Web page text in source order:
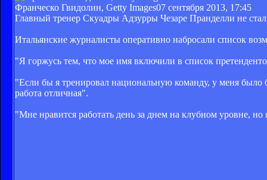
Франческо Гвидолин, Getty Images07 сентября 2013, 17:45
Главный тренер Скуадры Адзурры Чезаре Пранделли не
Итальянские журналисты оперативно набросали список
"Я горжусь тем, что мое имя включили в список
"Если бы я тренировал национальную команду, у меня было
работа отличная".
"Мне нравится работать день за днем на клубном уровне,